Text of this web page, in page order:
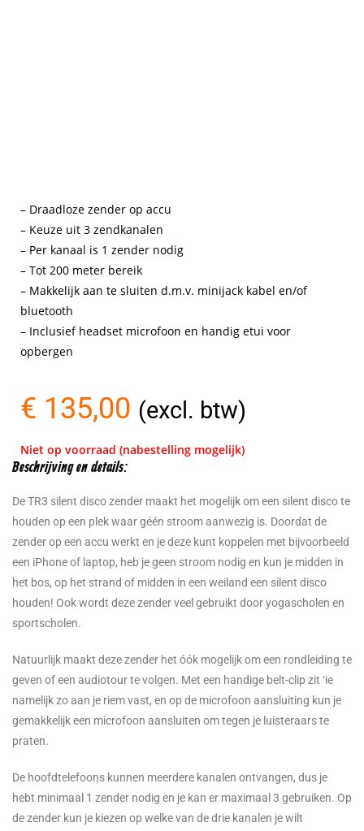
– Draadloze zender op accu
– Keuze uit 3 zendkanalen
– Per kanaal is 1 zender nodig
– Tot 200 meter bereik
– Makkelijk aan te sluiten d.m.v. minijack kabel en/of
bluetooth
– Inclusief headset microfoon en handig etui voor
opbergen
€ 135,00 (excl. btw)
Niet op voorraad (nabestelling mogelijk)
Beschrijving en details:
De TR3 silent disco zender maakt het mogelijk om een silent disco te
houden op een plek waar géén stroom aanwezig is. Doordat de
zender op een accu werkt en je deze kunt koppelen met bijvoorbeeld
een iPhone of laptop, heb je geen stroom nodig en kun je midden in
het bos, op het strand of midden in een weiland een silent disco
houden! Ook wordt deze zender veel gebruikt door yogascholen en
sportscholen.
Natuurlijk maakt deze zender het óók mogelijk om een rondleiding te
geven of een audiotour te volgen. Met een handige belt-clip zit ‘ie
namelijk zo aan je riem vast, en op de microfoon aansluiting kun je
gemakkelijk een microfoon aansluiten om tegen je luisteraars te
praten.
De hoofdtelefoons kunnen meerdere kanalen ontvangen, dus je
hebt minimaal 1 zender nodig en je kan er maximaal 3 gebruiken. Op
de zender kun je kiezen op welke van de drie kanalen je wilt